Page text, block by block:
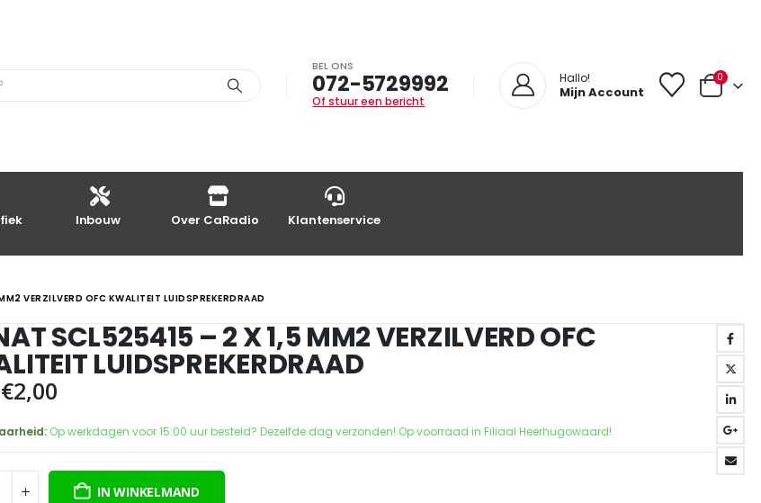
BEL ONS
072-5729992
Of stuur een bericht
Hallo!
Mijn Account
0
Inbouw Over CaRadio Klantenservice
VERZILVERD OFC KWALITEIT LUIDSPREKERDRAAD
SCL525415 – 2 X 1,5 MM2 VERZILVERD OFC
LUIDSPREKERDRAAD
Oorspronkelijke
prijs
was:
€5,95.
€2,00
is:
€2,00.
Op werkdagen voor 15:00 uur besteld? Dezelfde dag verzonden! Op voorraad in Filiaal Heerhugowaard!
IN WINKELMAND